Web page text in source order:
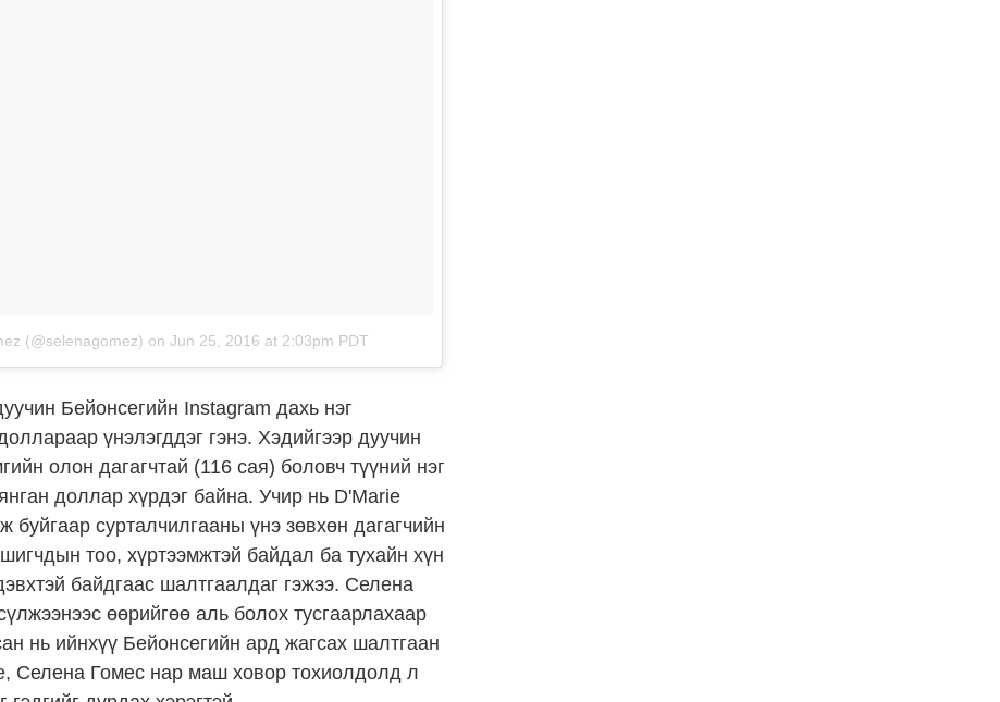
(@selenagomez) on Jun 25, 2016 at 2:03pm PDT
Бейонсегийн Instagram дахь нэг
үнэлэгддэг гэнэ. Хэдийгээр дуучин
олон дагагчтай (116 сая) боловч түүний нэг
доллар хүрдэг байна. Учир нь D'Marie
сурталчилгааны үнэ зөвхөн дагагчийн
тоо, хүртээмжтэй байдал ба тухайн хүн
байдгаас шалтгаалдаг гэжээ. Селена
өөрийгөө аль болох тусгаарлахаар
нь ийнхүү Бейонсегийн ард жагсах шалтгаан
Селена Гомес нар маш ховор тохиолдолд л